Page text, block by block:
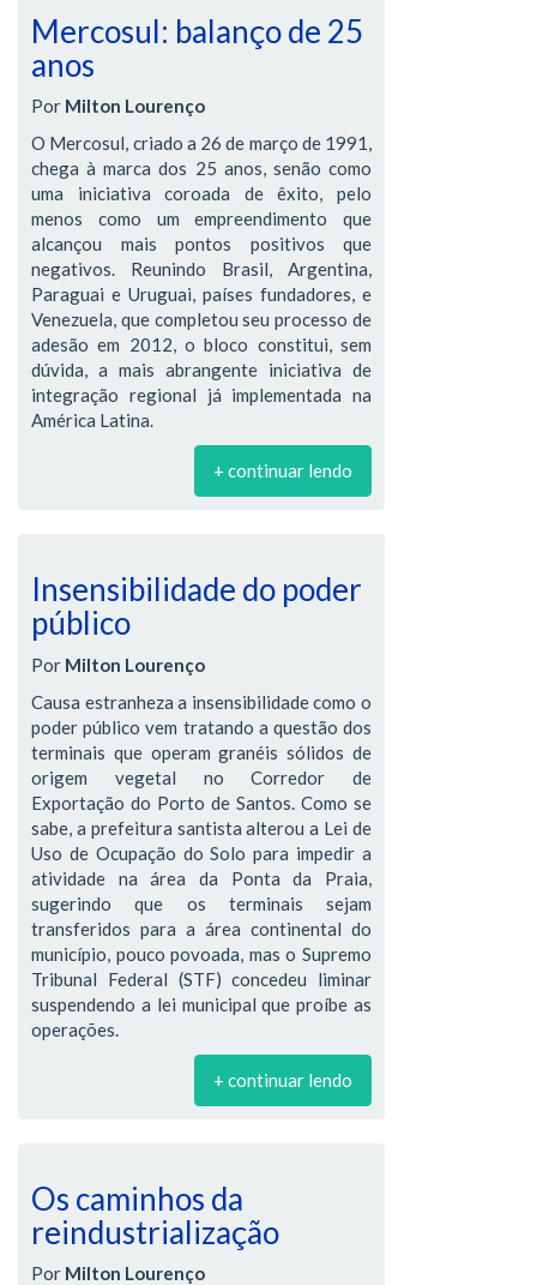
Mercosul: balanço de 25
anos
Por Milton Lourenço
O Mercosul, criado a 26 de março de 1991,
chega à marca dos 25 anos, senão como
uma iniciativa coroada de êxito, pelo
menos como um empreendimento que
alcançou mais pontos positivos que
negativos. Reunindo Brasil, Argentina,
Paraguai e Uruguai, países fundadores, e
Venezuela, que completou seu processo de
adesão em 2012, o bloco constitui, sem
dúvida, a mais abrangente iniciativa de
integração regional já implementada na
América Latina.
+ continuar lendo
Insensibilidade do poder
público
Por Milton Lourenço
Causa estranheza a insensibilidade como o
poder público vem tratando a questão dos
terminais que operam granéis sólidos de
origem vegetal no Corredor de
Exportação do Porto de Santos. Como se
sabe, a prefeitura santista alterou a Lei de
Uso de Ocupação do Solo para impedir a
atividade na área da Ponta da Praia,
sugerindo que os terminais sejam
transferidos para a área continental do
município, pouco povoada, mas o Supremo
Tribunal Federal (STF) concedeu liminar
suspendendo a lei municipal que proíbe as
operações.
+ continuar lendo
Os caminhos da
reindustrialização
Por Milton Lourenço